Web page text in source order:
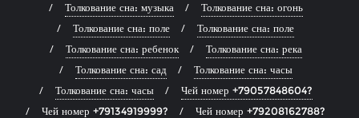
Толкование сна: музыка
Толкование сна: огонь
Толкование сна: поле
Толкование сна: поле
Толкование сна: ребенок
Толкование сна: река
Толкование сна: сад
Толкование сна: часы
Толкование сна: часы
Чей номер +79057848604?
Чей номер +79134919999?
Чей номер +79208162788?